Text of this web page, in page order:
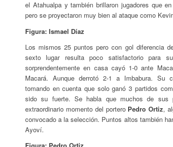
el Atahualpa y también brillaron jugadores que
pero se proyectaron muy bien al ataque como
Figura: Ismael Díaz
Los mismos 25 puntos pero con gol diferencia
sexto lugar resulta poco satisfactorio para
sorprendentemente en casa cayó 1-0 ante
Macará. Aunque derrotó 2-1 a Imbabura. Su
tomando en cuenta que solo ganó 3 partidos
sido su fuerte. Se habla que muchos de sus
extraordinario momento del porteroPedro Ortiz,
convocado a la selección. Puntos altos también
Ayoví.
Figura: Pedro Ortiz